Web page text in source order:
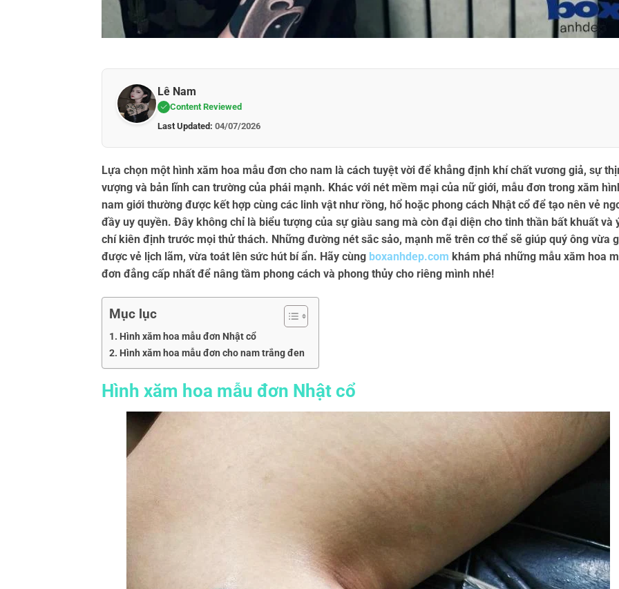
Lê Nam
Content Reviewed
Last Updated: 04/07/2026
Lựa chọn một hình xăm hoa mẫu đơn cho nam là cách tuyệt vời để khẳng định khí chất vương giả, sự
vượng và bản lĩnh can trường của phái mạnh. Khác với nét mềm mại của nữ giới, mẫu đơn trong xăm
nam giới thường được kết hợp cùng các linh vật như rồng, hổ hoặc phong cách Nhật cổ để tạo nên vẻ
đầy uy quyền. Đây không chỉ là biểu tượng của sự giàu sang mà còn đại diện cho tinh thần bất khuất và
chí kiên định trước mọi thử thách. Những đường nét sắc sảo, mạnh mẽ trên cơ thể sẽ giúp quý ông vừa
được vẻ lịch lãm, vừa toát lên sức hút bí ẩn. Hãy cùng boxanhdep.com khám phá những mẫu xăm hoa
đơn đẳng cấp nhất để nâng tầm phong cách và phong thủy cho riêng mình nhé!
Mục lục
Hình xăm hoa mẫu đơn Nhật cổ
Hình xăm hoa mẫu đơn cho nam trắng đen
Hình xăm hoa mẫu đơn Nhật cổ